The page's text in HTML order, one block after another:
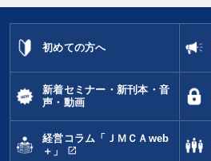
初めての方へ
新着セミナー・新刊本・音
声・動画
経営コラム「ＪＭＣＡweb
＋」
open_in_new